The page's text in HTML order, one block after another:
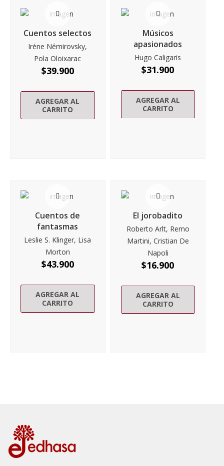
Cuentos selectos
Iréne Némirovsky,
Pola Oloixarac
$39.900
AGREGAR AL
CARRITO
Músicos
apasionados
Hugo Caligaris
$31.900
AGREGAR AL
CARRITO
Cuentos de
fantasmas
Leslie S. Klinger, Lisa
Morton
$43.900
AGREGAR AL
CARRITO
El jorobadito
Roberto Arlt, Remo
Martini, Cristian De
Napoli
$16.900
AGREGAR AL
CARRITO